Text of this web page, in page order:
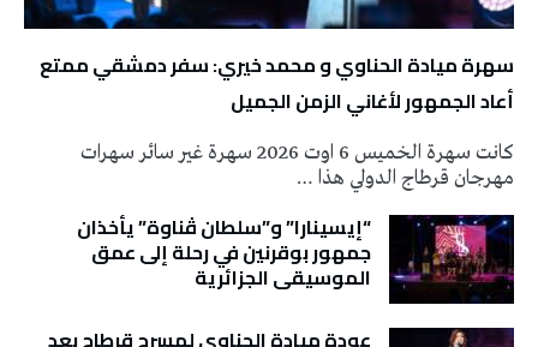
سهرة ميادة الحناوي و محمد خيري: سفر دمشقي ممتع
أعاد الجمهور لأغاني الزمن الجميل
كانت سهرة الخميس 6 اوت 2026 سهرة غير سائر سهرات
مهرجان قرطاج الدولي هذا …
“إيسينارا” و”سلطان ڤناوة” يأخذان
جمهور بوقرنين في رحلة إلى عمق
الموسيقى الجزائرية